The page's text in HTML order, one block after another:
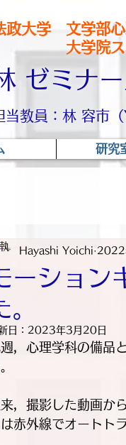
政大学 文学部心
学院スポー
ゼミナ
当教員：林 容市
研究
ーション
。
Hayashi Yoichi 2022
日： 2023年3月20日
，心理学科の備品
，撮影した動画か
は赤外線でオートト